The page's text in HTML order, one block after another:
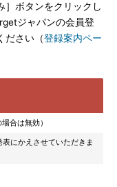
］ボタンをクリックし
ジャパンの会員登
ださい（登録案内ペー
合は無効）
にかえさせていただきま